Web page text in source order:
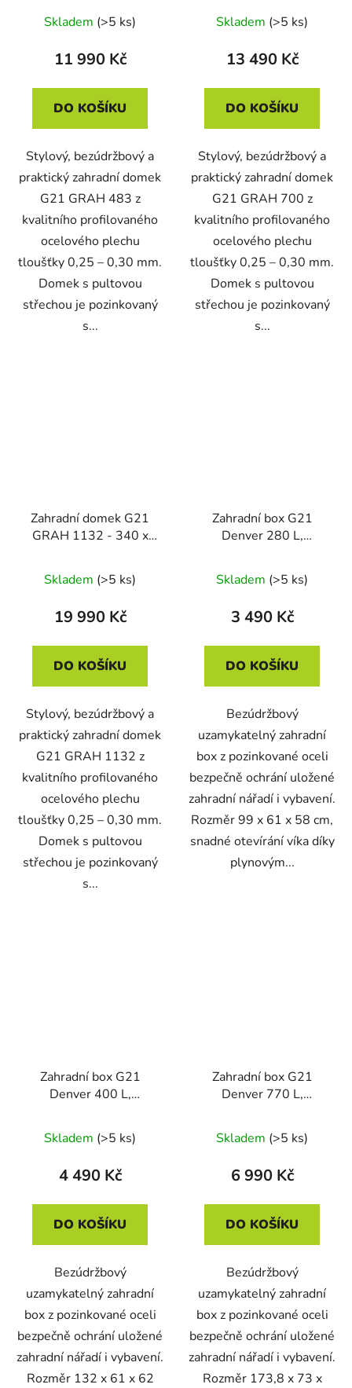
Skladem (>5 ks)
11 990 Kč
DO KOŠÍKU
Stylový, bezúdržbový a
praktický zahradní domek
G21 GRAH 483 z
kvalitního profilovaného
ocelového plechu
tloušťky 0,25 – 0,30 mm.
Domek s pultovou
střechou je pozinkovaný
s...
Skladem (>5 ks)
13 490 Kč
DO KOŠÍKU
Stylový, bezúdržbový a
praktický zahradní domek
G21 GRAH 700 z
kvalitního profilovaného
ocelového plechu
tloušťky 0,25 – 0,30 mm.
Domek s pultovou
střechou je pozinkovaný
s...
Zahradní domek G21
GRAH 1132 - 340 x
Skladem (>5 ks)
19 990 Kč
DO KOŠÍKU
Stylový, bezúdržbový a
praktický zahradní domek
G21 GRAH 1132 z
kvalitního profilovaného
ocelového plechu
tloušťky 0,25 – 0,30 mm.
Domek s pultovou
střechou je pozinkovaný
s...
Zahradní box G21
Denver 280 L,
Skladem (>5 ks)
3 490 Kč
DO KOŠÍKU
Bezúdržbový
uzamykatelný zahradní
box z pozinkované oceli
bezpečně ochrání uložené
zahradní nářadí i vybavení.
Rozměr 99 x 61 x 58 cm,
snadné otevírání víka díky
plynovým...
Zahradní box G21
Denver 400 L,
Skladem (>5 ks)
4 490 Kč
DO KOŠÍKU
Bezúdržbový
uzamykatelný zahradní
box z pozinkované oceli
bezpečně ochrání uložené
zahradní nářadí i vybavení.
Rozměr 132 x 61 x 62
Zahradní box G21
Denver 770 L,
Skladem (>5 ks)
6 990 Kč
DO KOŠÍKU
Bezúdržbový
uzamykatelný zahradní
box z pozinkované oceli
bezpečně ochrání uložené
zahradní nářadí i vybavení.
Rozměr 173,8 x 73 x